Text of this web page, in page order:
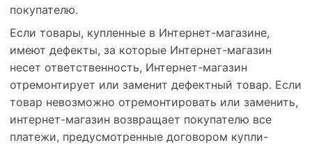
покупателю.
Если товары, купленные в Интернет-магазине,
имеют дефекты, за которые Интернет-магазин
несет ответственность, Интернет-магазин
отремонтирует или заменит дефектный товар. Если
товар невозможно отремонтировать или заменить,
интернет-магазин возвращает покупателю все
платежи, предусмотренные договором купли-